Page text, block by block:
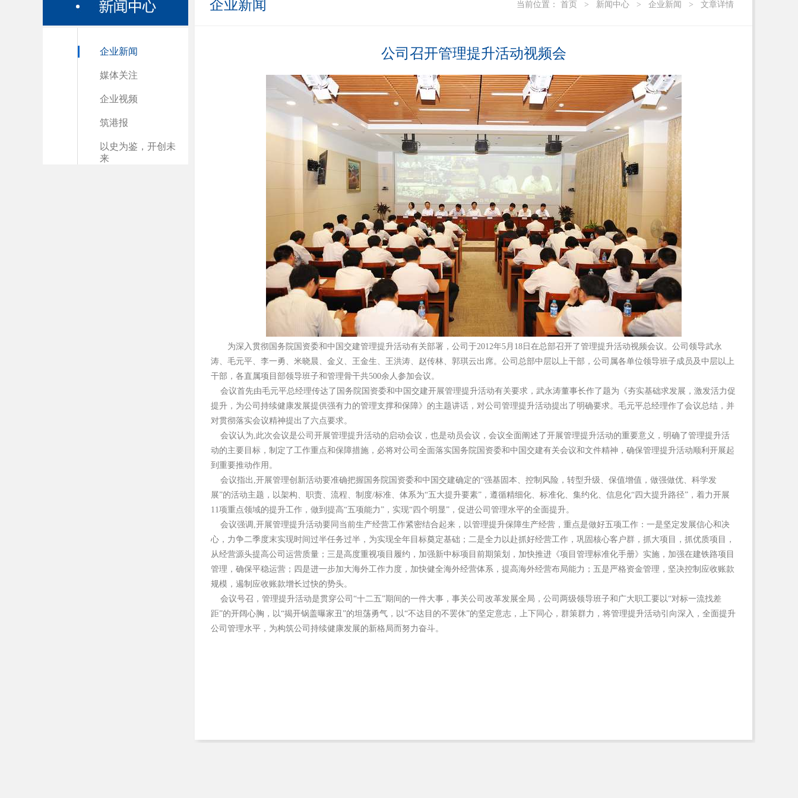
企业新闻
媒体关注
企业视频
筑港报
以史为鉴，开创未
来
企业新闻 当前位置： 首页 > 新闻中心 > 企业新闻 > 文章详情
公司召开管理提升活动视频会
为深入贯彻国务院国资委和中国交建管理提升活动有关部署，公司于2012年5月18日在总部召开了管理提升活动视频会议。公司领导武永
涛、毛元平、李一勇、米晓晨、金义、王金生、王洪涛、赵传林、郭琪云出席。公司总部中层以上干部，公司属各单位领导班子成员及中层以上
干部，各直属项目部领导班子和管理骨干共500余人参加会议。
会议首先由毛元平总经理传达了国务院国资委和中国交建开展管理提升活动有关要求，武永涛董事长作了题为《夯实基础求发展，激发活力促
提升，为公司持续健康发展提供强有力的管理支撑和保障》的主题讲话，对公司管理提升活动提出了明确要求。毛元平总经理作了会议总结，并
对贯彻落实会议精神提出了六点要求。
会议认为,此次会议是公司开展管理提升活动的启动会议，也是动员会议，会议全面阐述了开展管理提升活动的重要意义，明确了管理提升活
动的主要目标，制定了工作重点和保障措施，必将对公司全面落实国务院国资委和中国交建有关会议和文件精神，确保管理提升活动顺利开展起
到重要推动作用。
会议指出,开展管理创新活动要准确把握国务院国资委和中国交建确定的“强基固本、控制风险，转型升级、保值增值，做强做优、科学发
展”的活动主题，以架构、职责、流程、制度/标准、体系为“五大提升要素”，遵循精细化、标准化、集约化、信息化“四大提升路径”，着力开展
11项重点领域的提升工作，做到提高“五项能力”，实现“四个明显”，促进公司管理水平的全面提升。
会议强调,开展管理提升活动要同当前生产经营工作紧密结合起来，以管理提升保障生产经营，重点是做好五项工作：一是坚定发展信心和决
心，力争二季度末实现时间过半任务过半，为实现全年目标奠定基础；二是全力以赴抓好经营工作，巩固核心客户群，抓大项目，抓优质项目，
从经营源头提高公司运营质量；三是高度重视项目履约，加强新中标项目前期策划，加快推进《项目管理标准化手册》实施，加强在建铁路项目
管理，确保平稳运营；四是进一步加大海外工作力度，加快健全海外经营体系，提高海外经营布局能力；五是严格资金管理，坚决控制应收账款
规模，遏制应收账款增长过快的势头。
会议号召，管理提升活动是贯穿公司“十二五”期间的一件大事，事关公司改革发展全局，公司两级领导班子和广大职工要以“对标一流找差
距”的开阔心胸，以“揭开锅盖曝家丑”的坦荡勇气，以“不达目的不罢休”的坚定意志，上下同心，群策群力，将管理提升活动引向深入，全面提升
公司管理水平，为构筑公司持续健康发展的新格局而努力奋斗。